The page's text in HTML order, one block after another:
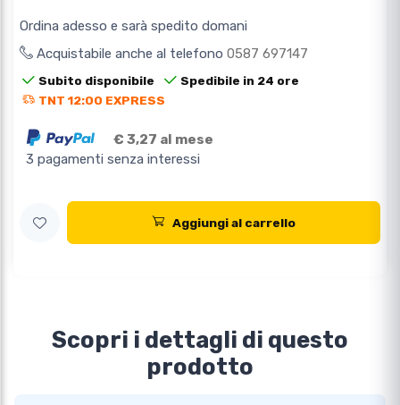
Ordina adesso e sarà spedito domani
Acquistabile anche al telefono 0587 697147
Subito disponibile
Spedibile in 24 ore
TNT 12:00 EXPRESS
€ 3,27 al mese
3 pagamenti senza interessi
Aggiungi al carrello
Scopri i dettagli di questo
prodotto